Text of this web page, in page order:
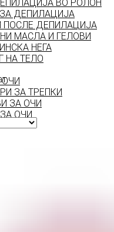
ВО РОЛОН
ДЕПИЛАЦИЈА
ПОСЛЕ ДЕПИЛАЦИЈА
МАСЛА И ГЕЛОВИ
НЕГА
НА ТЕЛО
ЗА ТРЕПКИ
ЗА ОЧИ
ОЧИ
ОЧИ